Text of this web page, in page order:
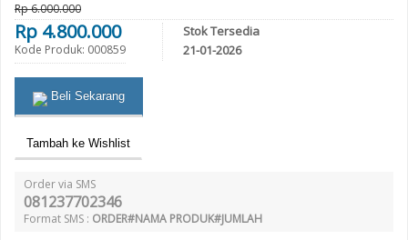
Rp 6.000.000
Rp 4.800.000
Kode Produk: 000859
Stok Tersedia
21-01-2026
Beli Sekarang
Tambah ke Wishlist
Order via SMS
081237702346
Format SMS : ORDER#NAMA PRODUK#JUMLAH